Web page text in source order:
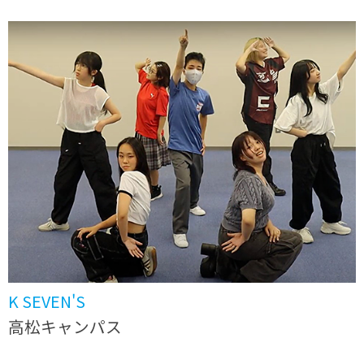
K SEVEN'S
高松キャンパス